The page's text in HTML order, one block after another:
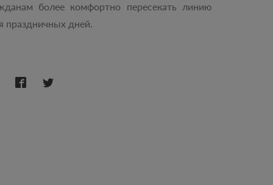
более комфортно пересекать линию
праздничных дней.